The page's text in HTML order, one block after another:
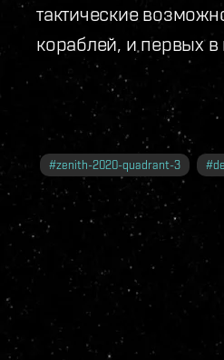
тактические
кораблей, и первых
#zenith-2020-quadrant-3 #